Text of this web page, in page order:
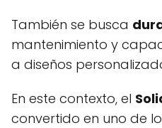
También se busca
mantenimiento y
a diseños
En este contexto, el
convertido en uno de